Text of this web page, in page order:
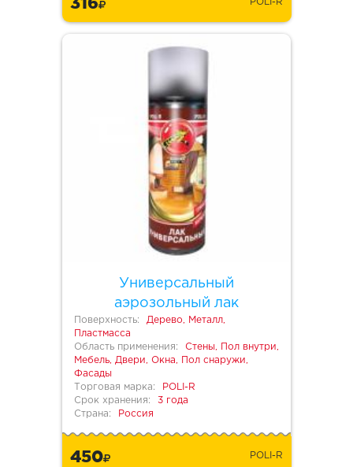
POLI-R
Универсальный
аэрозольный лак
Поверхность:
Дерево, Металл,
Пластмасса
Область применения:
Стены, Пол внутри,
Мебель, Двери, Окна, Пол снаружи,
Фасады
Торговая марка:
POLI-R
Срок хранения:
3 года
Страна:
Россия
450 POLI-R